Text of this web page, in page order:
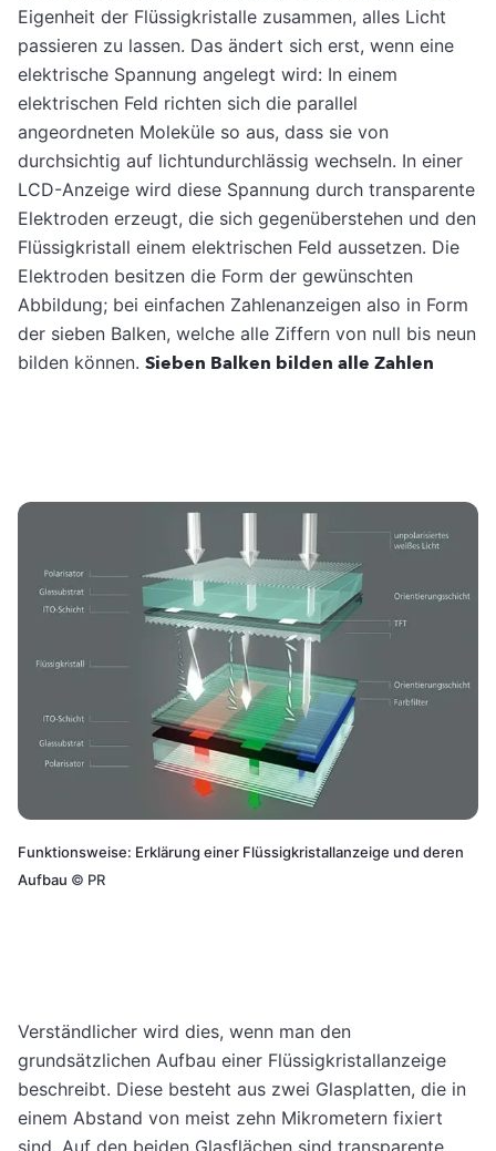
Eigenheit der Flüssigkristalle zusammen, alles Licht
passieren zu lassen. Das ändert sich erst, wenn eine
elektrische Spannung angelegt wird: In einem
elektrischen Feld richten sich die parallel
angeordneten Moleküle so aus, dass sie von
durchsichtig auf lichtundurchlässig wechseln. In einer
LCD-Anzeige wird diese Spannung durch transparente
Elektroden erzeugt, die sich gegenüberstehen und den
Flüssigkristall einem elektrischen Feld aussetzen. Die
Elektroden besitzen die Form der gewünschten
Abbildung; bei einfachen Zahlenanzeigen also in Form
der sieben Balken, welche alle Ziffern von null bis neun
bilden können. Sieben Balken bilden alle Zahlen
Funktionsweise: Erklärung einer Flüssigkristallanzeige und deren
Aufbau © PR
Verständlicher wird dies, wenn man den
grundsätzlichen Aufbau einer Flüssigkristallanzeige
beschreibt. Diese besteht aus zwei Glasplatten, die in
einem Abstand von meist zehn Mikrometern fixiert
sind. Auf den beiden Glasflächen sind transparente